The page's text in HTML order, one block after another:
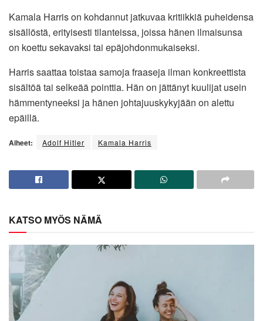
Kamala Harris on kohdannut jatkuvaa kritiikkiä puheidensa
sisällöstä, erityisesti tilanteissa, joissa hänen ilmaisunsa
on koettu sekavaksi tai epäjohdonmukaiseksi.
Harris saattaa toistaa samoja fraaseja ilman konkreettista
sisältöä tai selkeää pointtia. Hän on jättänyt kuulijat usein
hämmentyneeksi ja hänen johtajuuskykyjään on alettu
epäillä.
Aiheet: Adolf Hitler Kamala Harris
KATSO MYÖS NÄMÄ